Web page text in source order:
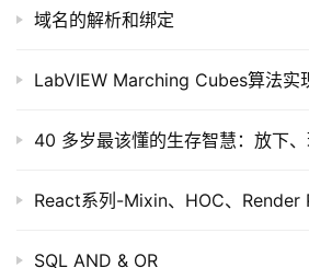
域名的解析和绑定
LabVIEW Marching Cubes算法实
40 多岁最该懂的生存智慧：放下
React系列-Mixin、HOC、Render
SQL AND & OR